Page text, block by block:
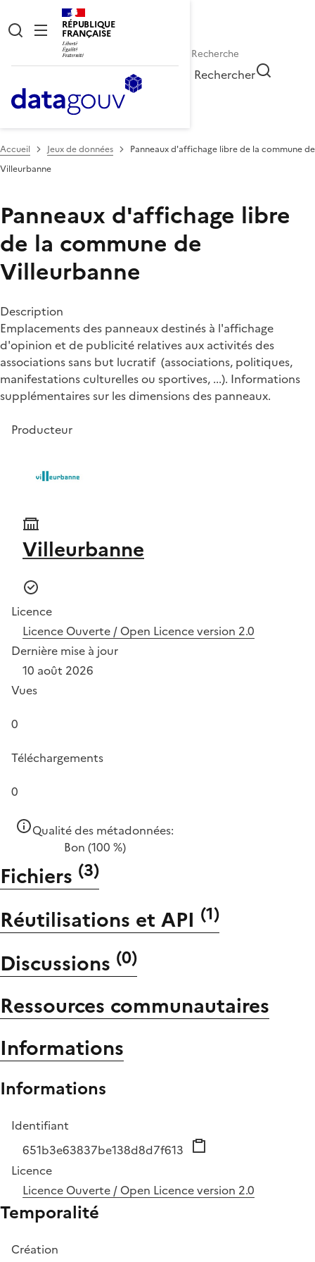
RÉPUBLIQUE
FRANÇAISE
Rechercher
Accueil Jeux de données
Panneaux d'affichage libre de la commune de
Villeurbanne
Panneaux d'affichage libre
de la commune de
Villeurbanne
Description
Emplacements des panneaux destinés à l'affichage
d'opinion et de publicité relatives aux activités des
associations sans but lucratif (associations, politiques,
manifestations culturelles ou sportives, ...). Informations
supplémentaires sur les dimensions des panneaux.
Producteur
Villeurbanne
Licence
Licence Ouverte / Open Licence version 2.0
Dernière mise à jour
10 août 2026
Vues
0
Téléchargements
0
Qualité des métadonnées:
Bon (100 %)
Fichiers (3)
Réutilisations et API (1)
Discussions (0)
Ressources communautaires
Informations
Informations
Identifiant
651b3e63837be138d8d7f613
Licence
Licence Ouverte / Open Licence version 2.0
Temporalité
Création